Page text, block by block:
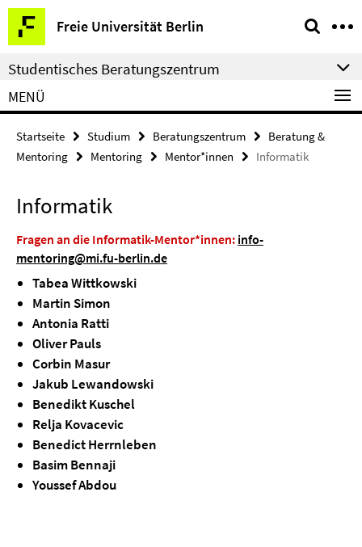
Springe
direkt
zu
Inhalt
Freie Universität Berlin
Service-
Navigation
Studentisches Beratungszentrum
MENÜ
Startseite Studium Beratungszentrum
Beratung &
Mentoring
Mentoring Mentor*innen Informatik
Informatik
Fragen an die Informatik-Mentor*innen: info-
mentoring@mi.fu-berlin.de
Tabea Wittkowski
Martin Simon
Antonia Ratti
Oliver Pauls
Corbin Masur
Jakub Lewandowski
Benedikt Kuschel
Relja Kovacevic
Benedict Herrnleben
Basim Bennaji
Youssef Abdou